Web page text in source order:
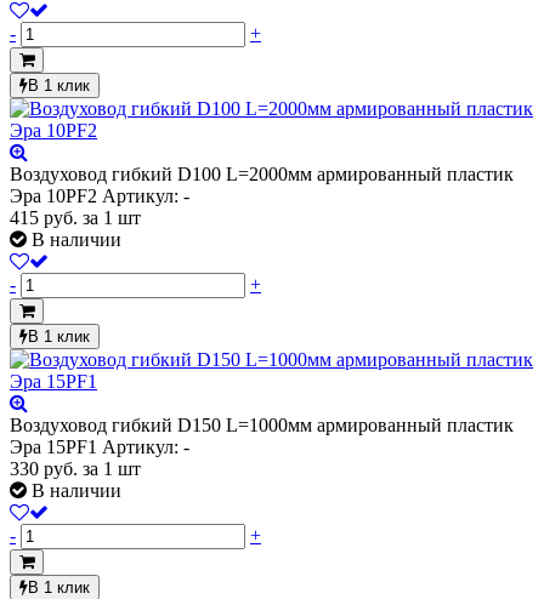
- +
В 1 клик
Воздуховод гибкий D100 L=2000мм армированный пластик
Эра 10PF2 Артикул: -
415 руб. за 1 шт
В наличии
- +
В 1 клик
Воздуховод гибкий D150 L=1000мм армированный пластик
Эра 15PF1 Артикул: -
330 руб. за 1 шт
В наличии
- +
В 1 клик